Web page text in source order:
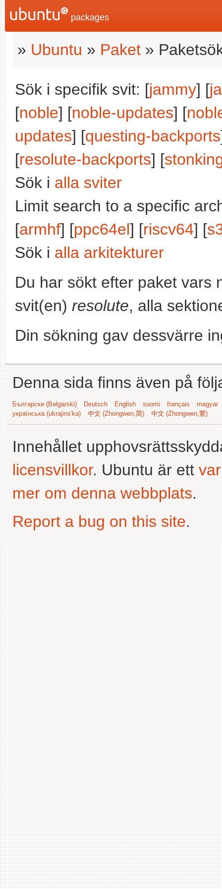
packages
» Ubuntu » Paket »
Sök i specifik svit: [jammy] [
[noble] [noble-updates] [
updates] [questing-backports
[resolute-backports] [
Sök i alla sviter
Limit search to a specific
[armhf] [ppc64el] [riscv64] [
Sök i alla arkitekturer
Du har sökt efter paket vars
svit(en) resolute, alla
Din sökning gav dessvärre
Denna sida finns även på
Български (Bəlgarski) Deutsch English suomi français
magyar
українська (ukrajins'ka)
中文 (Zhongwen,简) 中文 (Zhongwen,繁)
Innehållet
licensvillkor. Ubuntu är ett
mer om denna webbplats.
Report a bug on this site.